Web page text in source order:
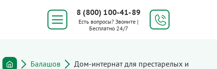
8 (800) 100-41-89
Есть вопросы? Звоните |
Бесплатно 24/7
Балашов
Дом-интернат для престарелых и